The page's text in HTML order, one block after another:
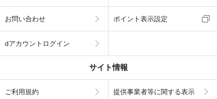
お問い合わせ ポイント表示設定
dアカウントログイン
サイト情報
ご利用規約 提供事業者等に関する表示